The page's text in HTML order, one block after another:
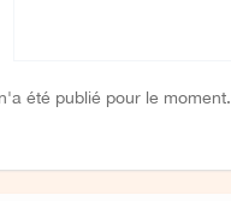
été publié pour le moment.